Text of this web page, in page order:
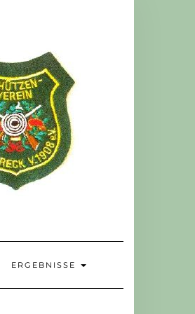
ERGEBNISSE